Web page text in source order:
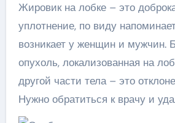
Жировик на лобке – это доброкачественное
уплотнение, по виду
возникает у женщин и мужчин.
опухоль, локализованная на
другой части тела – это
Нужно обратиться к врачу и